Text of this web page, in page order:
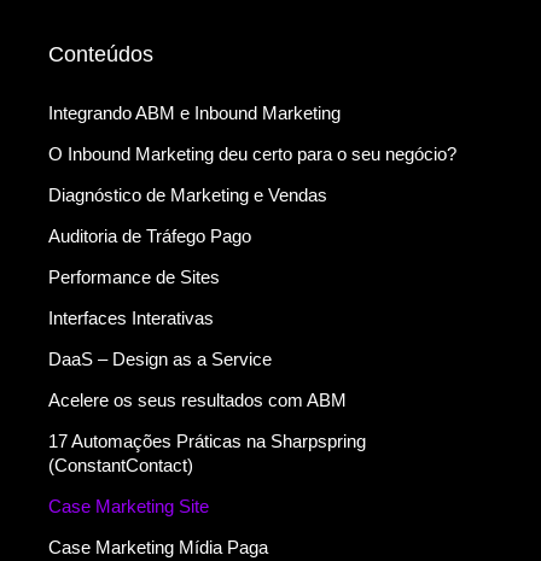
Conteúdos
Integrando ABM e Inbound Marketing
O Inbound Marketing deu certo para o seu negócio?
Diagnóstico de Marketing e Vendas
Auditoria de Tráfego Pago
Performance de Sites
Interfaces Interativas
DaaS – Design as a Service
Acelere os seus resultados com ABM
17 Automações Práticas na Sharpspring
(ConstantContact)
Case Marketing Site
Case Marketing Mídia Paga